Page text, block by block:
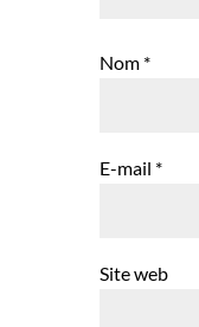
Nom *
E-mail *
Site web